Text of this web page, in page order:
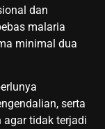
dan
malaria
minimal dua
serta
agar tidak terjadi